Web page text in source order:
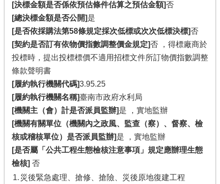
[決標金額是否係依預估條件估算之預估金額]否
[總決標金額是否公開]是
[是否依採購法第58條規定採次低標或次次低標決標]否
[契約是否訂有依物價指數調整價金規定]否 ，得標廠商於
投標時，提出投標標價不適用招標文件所訂物價指數調整
條款聲明書
[履約執行機關代碼]3.95.25
[履約執行機關名稱]臺南市政府水利局
[機關主（會）計是否派員監辦]是 ，實地監辦
[機關有關單位（機關內之政風、監查（察）、督察、檢
核或稽核單位）是否派員監辦]是 ，實地監辦
[是否屬「公共工程生態檢核注意事項」規定應辦理生態
檢核] 否
1. 災後緊急處理、搶修、搶險、災後原地復建工程